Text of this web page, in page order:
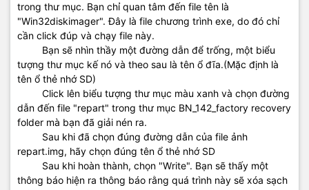
trong thư mục. Bạn chỉ quan tâm đến file tên là
"Win32diskimager". Đây là file chương trình exe, do đó chỉ
cần click đúp và chạy file này.
Bạn sẽ nhìn thầy một đường dẫn để trống, một biểu
tượng thư mục kế nó và theo sau là tên ổ đĩa.(Mặc định là
tên ổ thẻ nhớ SD)
Click lên biểu tượng thư mục màu xanh và chọn đường
dẫn đến file "repart" trong thư mục BN_142_factory recovery
folder mà bạn đã giải nén ra.
Sau khi đã chọn đúng đường dẫn của file ảnh
repart.img, hãy chọn đúng tên ổ thẻ nhớ SD
Sau khi hoàn thành, chọn "Write". Bạn sẽ thấy một
thông báo hiện ra thông báo rằng quá trình này sẽ xóa sạch